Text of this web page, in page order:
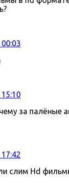
за палёные
слим Hd